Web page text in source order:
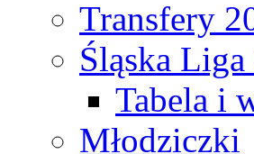
Transfery
Śląska
Tabela i
Młodziczki